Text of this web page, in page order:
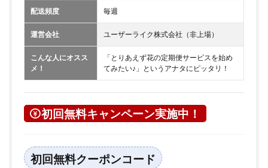
配送頻度 毎週
運営会社 ユーザーライク株式会社（非上場）
こんな人にオスス
メ！
「とりあえず花の定期便サービスを始め
てみたい♪」というアナタにピッタリ！
初回無料キャンペーン実施中！
初回無料クーポンコード